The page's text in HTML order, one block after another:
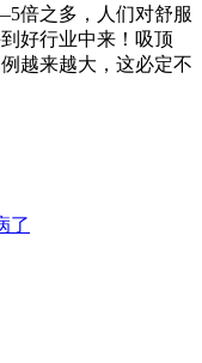
倍之多，人们对舒服
好行业中来！吸顶
越来越大，这必定不
了